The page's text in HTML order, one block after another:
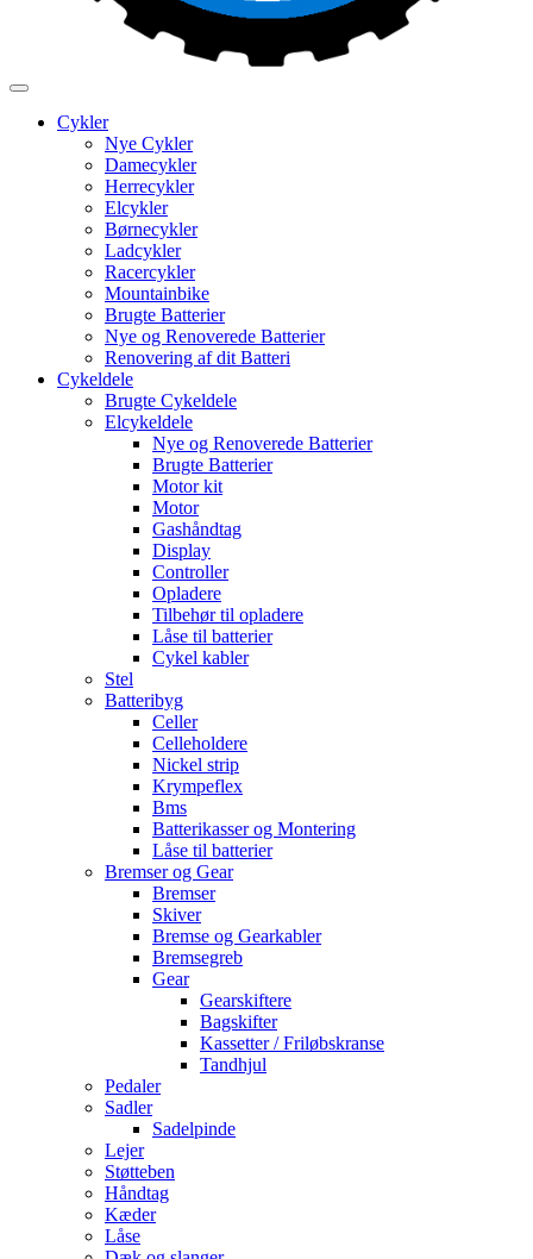
Cykler
Nye Cykler
Damecykler
Herrecykler
Elcykler
Børnecykler
Ladcykler
Racercykler
Mountainbike
Brugte Batterier
Nye og Renoverede Batterier
Renovering af dit Batteri
Cykeldele
Brugte Cykeldele
Elcykeldele
Nye og Renoverede Batterier
Brugte Batterier
Motor kit
Motor
Gashåndtag
Display
Controller
Opladere
Tilbehør til opladere
Låse til batterier
Cykel kabler
Stel
Batteribyg
Celler
Celleholdere
Nickel strip
Krympeflex
Bms
Batterikasser og Montering
Låse til batterier
Bremser og Gear
Bremser
Skiver
Bremse og Gearkabler
Bremsegreb
Gear
Gearskiftere
Bagskifter
Kassetter / Friløbskranse
Tandhjul
Pedaler
Sadler
Sadelpinde
Lejer
Støtteben
Håndtag
Kæder
Låse